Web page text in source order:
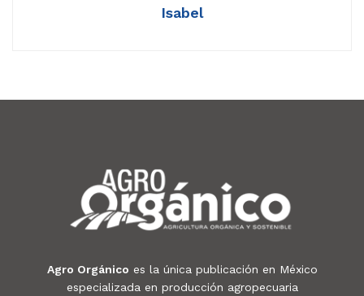
Isabel
Agro Orgánico es la única publicación en México
especializada en producción agropecuaria